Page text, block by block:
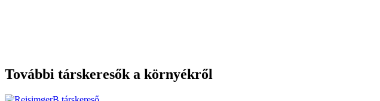
További társkeresők a környékről